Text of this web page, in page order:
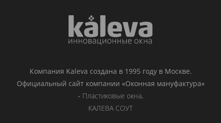
Компания Kaleva создана в 1995 году в Москве.
Официальный сайт компании «Оконная мануфактура»
- Пластиковые окна.
КАЛЕВА СОУТ